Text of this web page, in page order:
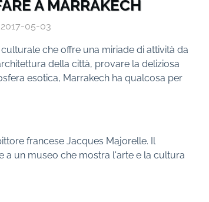
A MARRAKECH
05-03
che offre una miriade di attività da
della città, provare la deliziosa
esotica, Marrakech ha qualcosa per
francese Jacques Majorelle. Il
a un museo che mostra l'arte e la cultura